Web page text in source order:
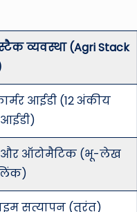
व्यवस्था (Agri Stack
आईडी (12 अंकीय
और ऑटोमैटिक (भू-लेख
सत्यापन (तुरंत)